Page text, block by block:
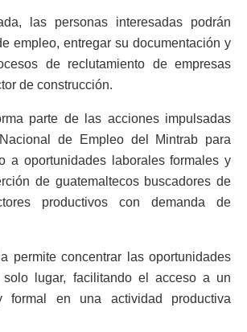
las personas interesadas podrán
empleo, entregar su documentación y
de reclutamiento de empresas
de construcción.
parte de las acciones impulsadas
de Empleo del Mintrab para
a oportunidades laborales formales y
de guatemaltecos buscadores de
productivos con demanda de
permite concentrar las oportunidades
solo lugar, facilitando el acceso a un
formal en una actividad productiva